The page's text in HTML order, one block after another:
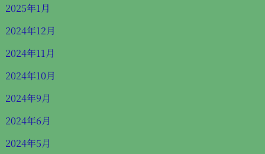
2025年1月
2024年12月
2024年11月
2024年10月
2024年9月
2024年6月
2024年5月